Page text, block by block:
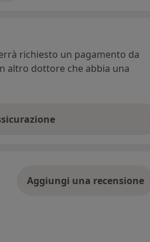
richiesto un pagamento da
altro dottore che abbia una
Aggiungi una recensione